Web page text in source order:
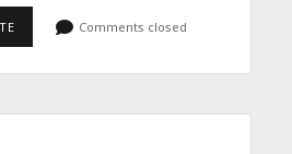
<SPAN
PRIMARY">NICOLE
Comments closed